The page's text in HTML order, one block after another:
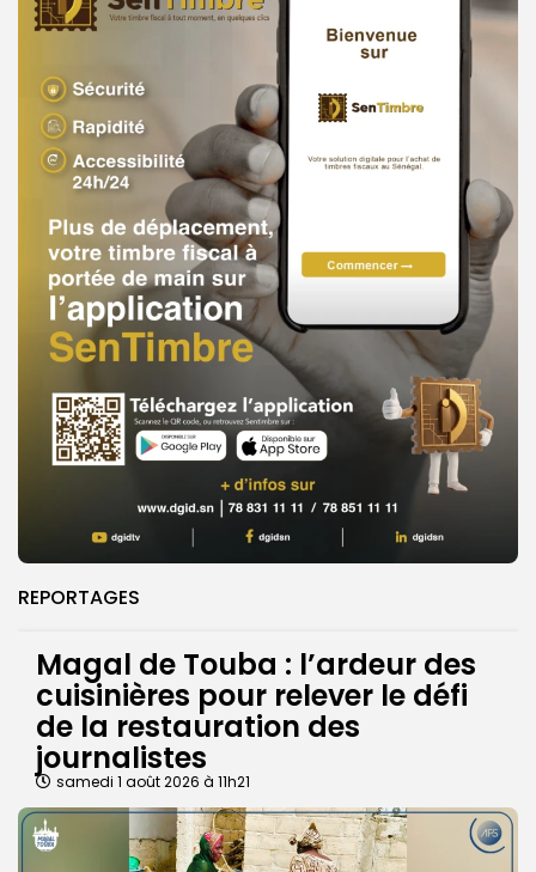
REPORTAGES
Magal de Touba : l’ardeur des
cuisinières pour relever le défi
de la restauration des
journalistes
samedi 1 août 2026 à 11h21